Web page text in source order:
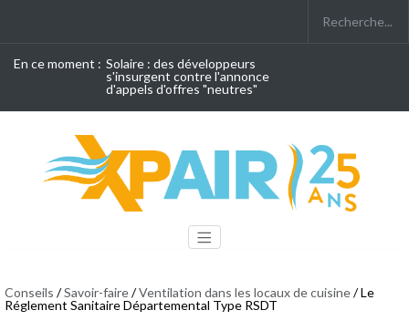
En ce moment : Solaire : des développeurs
s'insurgent contre l'annonce
d'appels d'offres "neutres"
Conseils /Savoir-faire/Ventilation dans les locaux de cuisine/ Le
Réglement Sanitaire Départemental Type RSDT